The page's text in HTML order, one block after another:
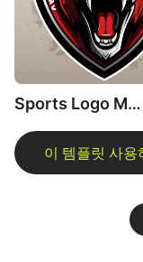
Sports Logo Maker